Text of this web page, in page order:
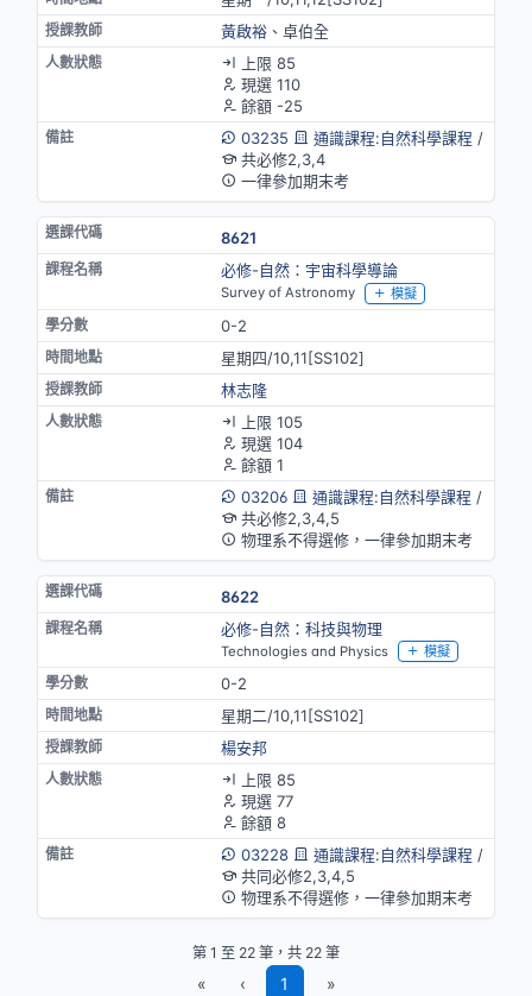
黃啟裕、卓伯全
上限 85
現選 110
餘額 -25
03235
通識課程:自然科學課程 /
共必修2,3,4
一律參加期末考
8621
必修-自然：宇宙科學導論
Survey of Astronomy 模擬
0-2
星期四/10,11[SS102]
林志隆
上限 105
現選 104
餘額 1
03206
通識課程:自然科學課程 /
共必修2,3,4,5
物理系不得選修，一律參加期末考
8622
必修-自然：科技與物理
Technologies and Physics 模擬
0-2
星期二/10,11[SS102]
楊安邦
上限 85
現選 77
餘額 8
03228
通識課程:自然科學課程 /
共同必修2,3,4,5
物理系不得選修，一律參加期末考
第 1 至 22 筆，共 22 筆
« ‹ 1 »